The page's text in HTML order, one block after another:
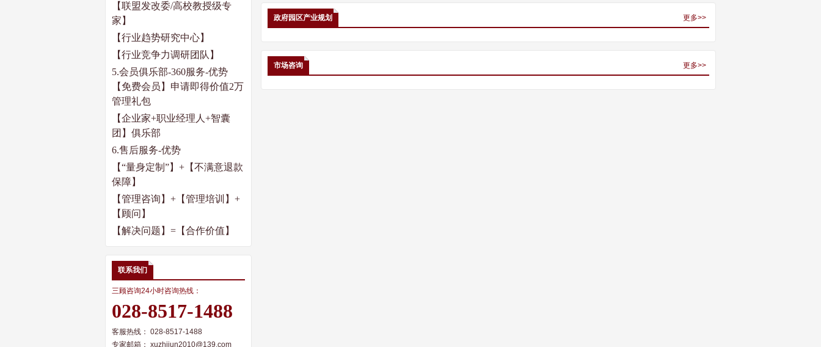
【联盟发改委/高校教授级专
家】
【行业趋势研究中心】
【行业竞争力调研团队】
5.会员俱乐部-360服务-优势
【免费会员】申请即得价值2万
管理礼包
【企业家+职业经理人 +智囊
团】俱乐部
6.售后服务-优势
【“量身定制”】 + 【不满意退款
保障】
【管理咨询】 + 【管理培训】 +
【顾问】
【解决问题】 = 【合作价值】
联系我们
三顾咨询24小时咨询热线：
028-8517-1488
客服热线： 028-8517-1488
专家邮箱： xuzhijun2010@139.com
政府园区产业规划 更多>>
市场咨询 更多>>